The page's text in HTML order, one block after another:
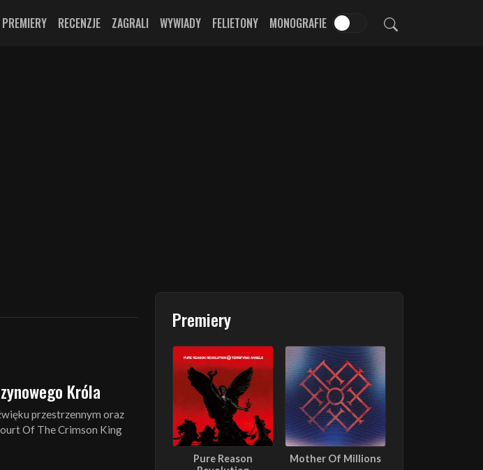
PREMIERY RECENZJE ZAGRALI WYWIADY FELIETONY MONOGRAFIE
Króla
przestrzennym oraz
Of The Crimson King
Premiery
Pure Reason
Mother Of Millions